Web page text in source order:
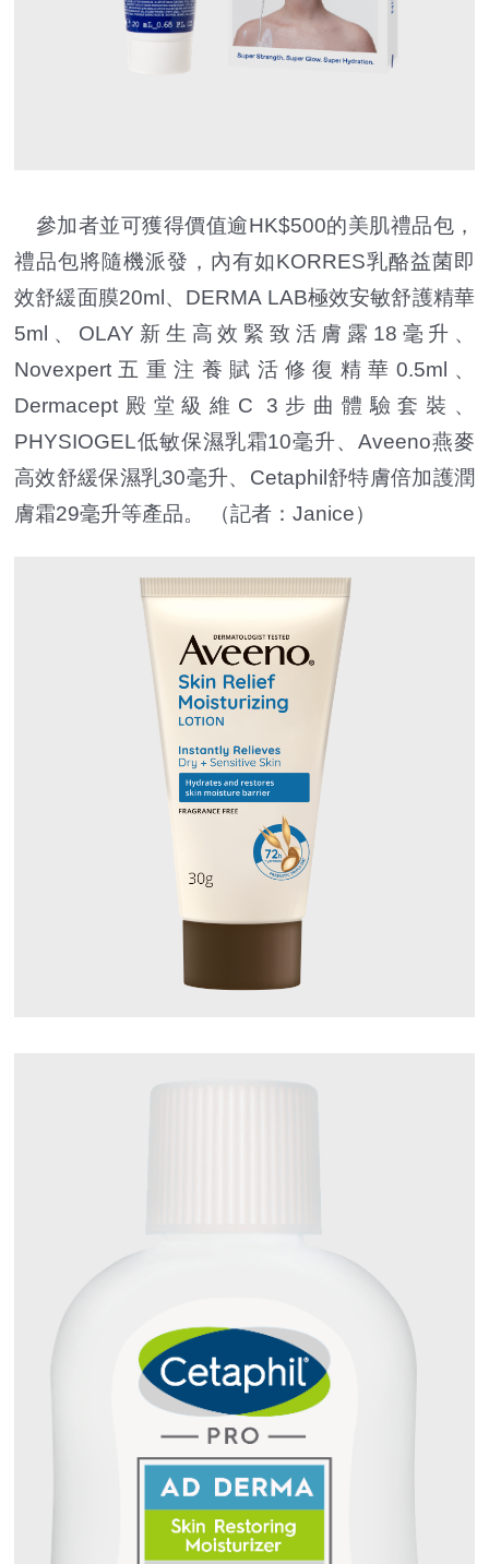
參加者並可獲得價值逾HK$500的美肌禮品包，
禮品包將隨機派發，內有如KORRES乳酪益菌即
效舒緩面膜20ml、DERMA LAB極效安敏舒護精華
5ml、OLAY新生高效緊致活膚露18毫升、
Novexpert五重注養賦活修復精華0.5ml、
Dermacept殿堂級維C 3步曲體驗套裝、
PHYSIOGEL低敏保濕乳霜10毫升、Aveeno燕麥
高效舒緩保濕乳30毫升、Cetaphil舒特膚倍加護潤
膚霜29毫升等產品。 （記者：Janice）